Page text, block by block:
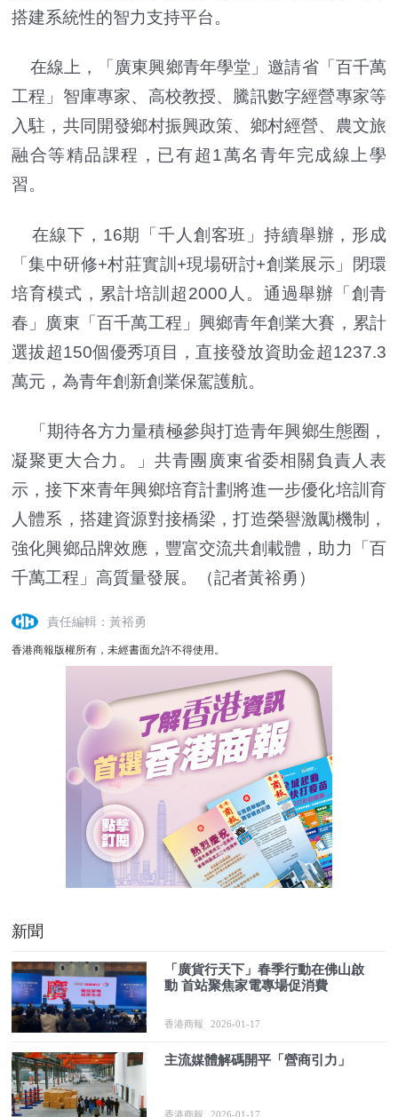
搭建系統性的智力支持平台。
在線上，「廣東興鄉青年學堂」邀請省「百千萬
工程」智庫專家、高校教授、騰訊數字經營專家等
入駐，共同開發鄉村振興政策、鄉村經營、農文旅
融合等精品課程，已有超1萬名青年完成線上學
習。
在線下，16期「千人創客班」持續舉辦，形成
「集中研修+村莊實訓+現場研討+創業展示」閉環
培育模式，累計培訓超2000人。通過舉辦「創青
春」廣東「百千萬工程」興鄉青年創業大賽，累計
選拔超150個優秀項目，直接發放資助金超1237.3
萬元，為青年創新創業保駕護航。
「期待各方力量積極參與打造青年興鄉生態圈，
凝聚更大合力。」共青團廣東省委相關負責人表
示，接下來青年興鄉培育計劃將進一步優化培訓育
人體系，搭建資源對接橋梁，打造榮譽激勵機制，
強化興鄉品牌效應，豐富交流共創載體，助力「百
千萬工程」高質量發展。（記者黃裕勇）
責任編輯：黃裕勇
香港商報版權所有，未經書面允許不得使用。
新聞
「廣貨行天下」春季行動在佛山啟
動 首站聚焦家電專場促消費
香港商報 2026-01-17
主流媒體解碼開平「營商引力」
香港商報 2026-01-17